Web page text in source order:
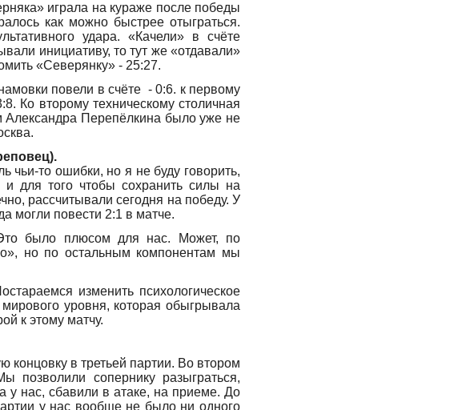
играла на кураже после победы
как можно быстрее отыграться.
удара. «Качели» в счёте
инициативу, то тут же «отдавали»
«Северянку» - 25:27.
повели в счёте - 0:6. к первому
Ко второму техническому столичная
Александра Перепёлкина было уже не
чьи-то ошибки, но я не буду говорить,
для того чтобы сохранить силы на
рассчитывали сегодня на победу. У
могли повести 2:1 в матче.
было плюсом для нас. Может, по
но по остальным компонентам мы
изменить психологическое
уровня, которая обыгрывала
к этому матчу.
концовку в третьей партии. Во втором
позволили сопернику разыграться,
у нас, сбавили в атаке, на приеме. До
у нас вообще не было ни одного